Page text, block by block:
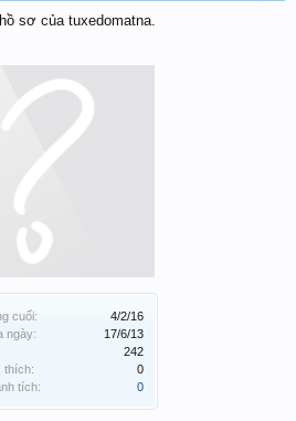
cuối:
4/2/16
ngày:
17/6/13
242
thích:
0
tích:
0
sơ của tuxedomatna.